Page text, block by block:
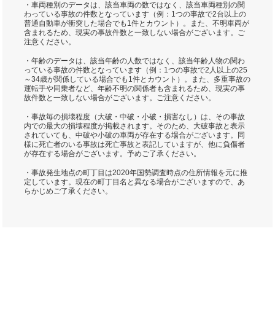
・車両種別のデータは、該当車両の数ではなく、該当車両種別の関
わっている事故の件数となっています（例：1つの事故で2台以上の
普通自動車が衝突した場合でも1件とカウント）。また、不明車両が
含まれるため、現実の事故件数と一致しない場合がございます。ご
注意ください。
・年齢のデータは、該当年齢の人数ではなく、該当年齢人物の関わ
っている事故の件数となっています（例：1つの事故で2人以上の25
～34歳が関係している場合でも1件とカウント）。また、多重事故の
運転手や同乗者など、年齢不明の関係者も含まれるため、現実の事
故件数と一致しない場合がございます。ご注意ください。
・事故毎の損壊程度（大破・中破・小破・損害なし）は、その事故
内での最大の損壊程度が掲載されます。そのため、大破事故と表示
されていても、中破や小破の車両が存在する場合がございます。同
様に死亡者のいる事故は死亡事故と表記していますが、他に負傷者
が存在する場合がございます。予めご了承ください。
・事故発生地点の町丁目は2020年国勢調査時点の住所情報を元に推
定しています。現在の町丁目名と異なる場合がございますので、あ
らかじめご了承ください。